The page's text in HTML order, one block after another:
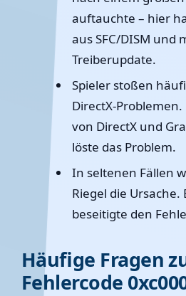
auftauchte – hier
aus SFC/DISM und
Treiberupdate.
Spieler stoßen
DirectX-
von DirectX und
löste das Problem.
In seltenen Fällen
Riegel die Ursache.
beseitigte den
Häufige Fragen
Fehlercode